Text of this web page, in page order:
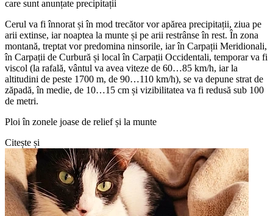
care sunt anunțate precipitații
Cerul va fi înnorat și în mod trecător vor apărea precipitații, ziua pe
arii extinse, iar noaptea la munte și pe arii restrânse în rest. În zona
montană, treptat vor predomina ninsorile, iar în Carpații Meridionali,
în Carpații de Curbură și local în Carpații Occidentali, temporar va fi
viscol (la rafală, vântul va avea viteze de 60…85 km/h, iar la
altitudini de peste 1700 m, de 90…110 km/h), se va depune strat de
zăpadă, în medie, de 10…15 cm și vizibilitatea va fi redusă sub 100
de metri.
Ploi în zonele joase de relief și la munte
Citește și